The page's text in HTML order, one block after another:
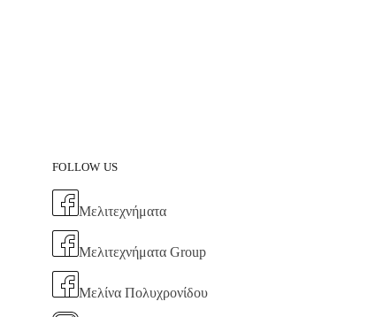
FOLLOW US
Μελιτεχνήματα
Μελιτεχνήματα Group
Μελίνα Πολυχρονίδου